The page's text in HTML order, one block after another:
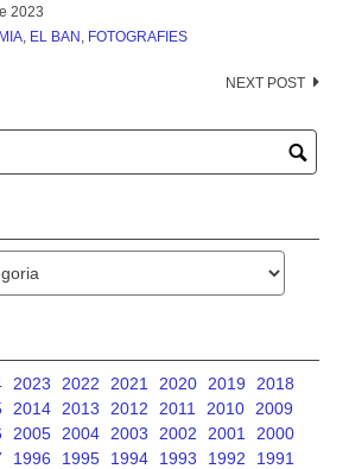
2023
, EL BAN, FOTOGRAFIES
NEXT POST
2023 2022 2021 2020 2019
2018
2014 2013 2012 2011 2010
2009
2005 2004 2003 2002 2001
2000
1996 1995 1994 1993 1992
1991